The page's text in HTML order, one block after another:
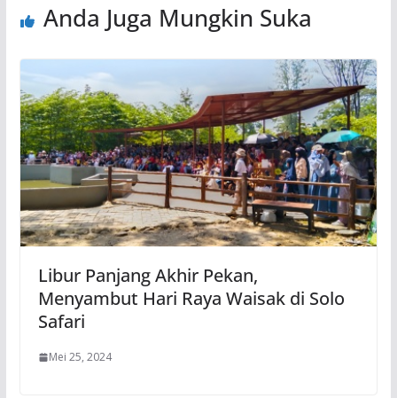
Anda Juga Mungkin Suka
Libur Panjang Akhir Pekan,
Menyambut Hari Raya Waisak di Solo
Safari
Mei 25, 2024